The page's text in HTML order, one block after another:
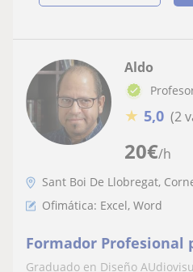
20€/h
Aldo
★ 5,0 (2
Sant Boi De Llobregat,
Ofimática: Excel, Word
Formador Profesional
Graduado en Diseño